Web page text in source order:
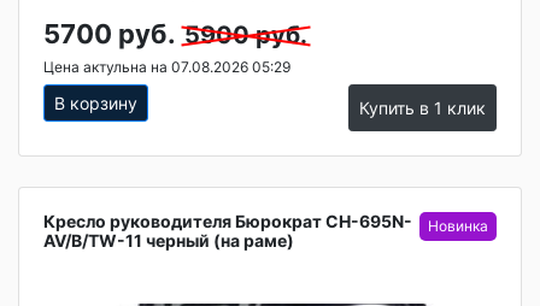
5700 руб. 5900 руб.
Цена актульна на 07.08.2026 05:29
В корзину Купить в 1 клик
Кресло руководителя Бюрократ CH-695N-
AV/B/TW-11 черный (на раме)